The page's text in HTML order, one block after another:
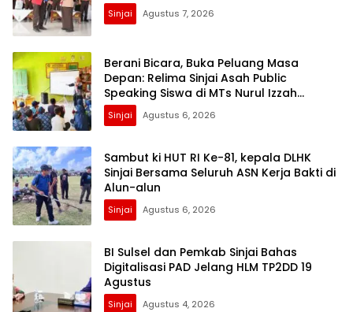
Sinjai Agustus 7, 2026
Berani Bicara, Buka Peluang Masa
Depan: Relima Sinjai Asah Public
Speaking Siswa di MTs Nurul Izzah
Kalamisu
Sinjai Agustus 6, 2026
Sambut ki HUT RI Ke-81, kepala DLHK
Sinjai Bersama Seluruh ASN Kerja Bakti di
Alun-alun
Sinjai Agustus 6, 2026
BI Sulsel dan Pemkab Sinjai Bahas
Digitalisasi PAD Jelang HLM TP2DD 19
Agustus
Sinjai Agustus 4, 2026